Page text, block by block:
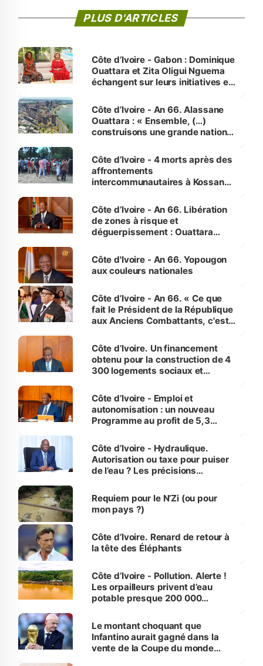
PLUS D'ARTICLES
Côte d’Ivoire - Gabon : Dominique
Ouattara et Zita Oligui Nguema
échangent sur leurs initiatives en
enfants
Côte d’Ivoire - An 66. Alassane
Ouattara : « Ensemble, (…)
construisons une grande nation
générations futures »
Côte d’Ivoire - 4 morts après des
affrontements
intercommunautaires à Kossandji
milieu des sinistrés
Côte d’Ivoire - An 66. Libération
de zones à risque et
déguerpissement : Ouattara
l'Etat de droit pour préserver les
vies humaines »
Côte d'Ivoire - An 66. Yopougon
aux couleurs nationales
Côte d’Ivoire - An 66. « Ce que
fait le Président de la République
aux Anciens Combattants, c'est
Côte d’Ivoire. Un financement
obtenu pour la construction de 4
300 logements sociaux et
et Yamoussoukro
Côte d’Ivoire - Emploi et
autonomisation : un nouveau
Programme au profit de 5,3
Côte d’Ivoire - Hydraulique.
Autorisation ou taxe pour puiser
de l’eau ? Les précisions
Requiem pour le N’Zi (ou pour
mon pays ?)
Côte d’Ivoire. Renard de retour à
la tête des Éléphants
Côte d’Ivoire - Pollution. Alerte !
Les orpailleurs privent d’eau
potable presque 200 000
Le montant choquant que
Infantino aurait gagné dans la
vente de la Coupe du monde